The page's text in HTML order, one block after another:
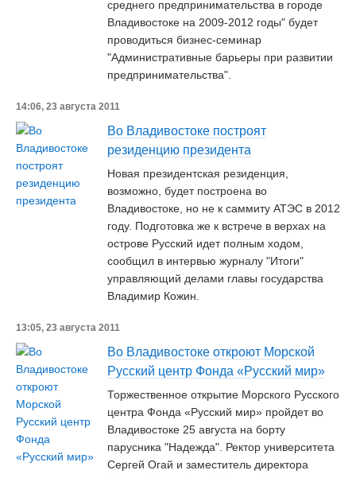
среднего предпринимательства в городе
Владивостоке на 2009-2012 годы" будет
проводиться бизнес-семинар
"Административные барьеры при развитии
предпринимательства".
14:06, 23 августа 2011
Во Владивостоке построят
резиденцию президента
Новая президентская резиденция,
возможно, будет построена во
Владивостоке, но не к саммиту АТЭС в 2012
году. Подготовка же к встрече в верхах на
острове Русский идет полным ходом,
сообщил в интервью журналу "Итоги"
управляющий делами главы государства
Владимир Кожин.
13:05, 23 августа 2011
Во Владивостоке откроют Морской
Русский центр Фонда «Русский мир»
Торжественное открытие Морского Русского
центра Фонда «Русский мир» пройдет во
Владивостоке 25 августа на борту
парусника "Надежда". Ректор университета
Сергей Огай и заместитель директора